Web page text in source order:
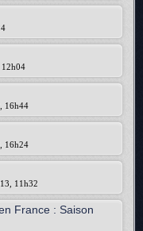
16h44
16h24
11h32
France : Saison